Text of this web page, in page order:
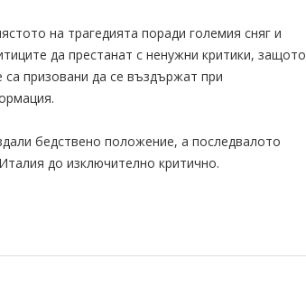
на трагедията поради големия сняг и
да престанат с ненужни критики, защото
призовани да се въздържат при
бедствено положение, а последвалото
до изключително критично.